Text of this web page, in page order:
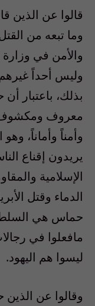
قالوا عن الذين
وما تبعه من
والأمن في
وليس أحداً
بذلك، باعتبار
معروف ومكشوف
وأمناً وأماناً،
يريدون إقناع
الإسلامية
الدماء وقتل
حماس هي
مافعلوا في
ليسوا هم اليهود.
وقالوا عن